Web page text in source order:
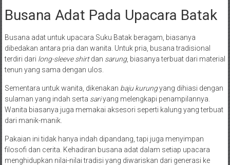
Busana Adat Pada Upacara Batak
Busana adat untuk upacara Suku Batak beragam, biasanya
dibedakan antara pria dan wanita. Untuk pria, busana tradisional
terdiri dari long-sleeve shirtdan sarung, biasanya terbuat dari material
tenun yang sama dengan ulos.
Sementara untuk wanita, dikenakan baju kurungyang dihiasi dengan
sulaman yang indah serta sariyang melengkapi penampilannya.
Wanita biasanya juga memakai aksesori seperti kalung yang terbuat
dari manik-manik.
Pakaian ini tidak hanya indah dipandang, tapi juga menyimpan
filosofi dan cerita. Kehadiran busana adat dalam setiap upacara
menghidupkan nilai-nilai tradisi yang diwariskan dari generasi ke